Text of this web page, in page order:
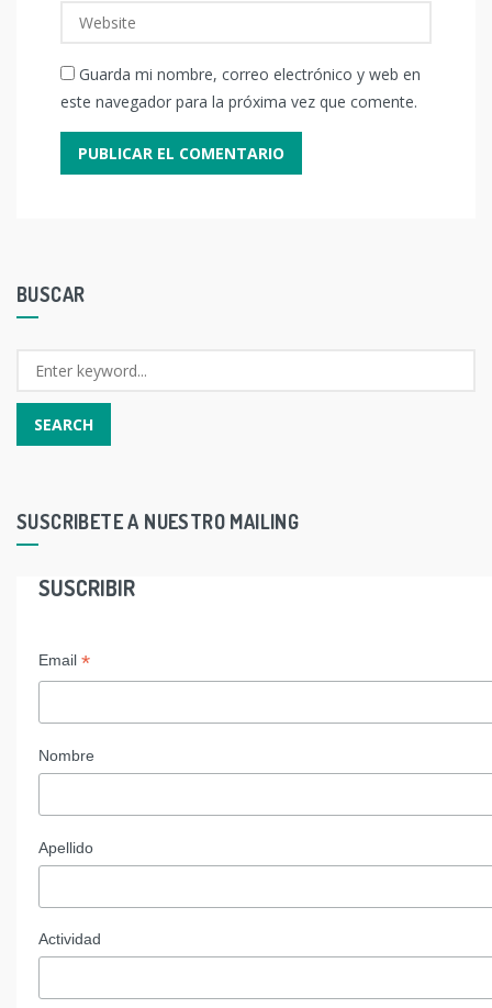
Guarda mi nombre, correo electrónico y web en
este navegador para la próxima vez que comente.
BUSCAR
SUSCRIBETE A NUESTRO MAILING
SUSCRIBIR
Email *
Nombre
Apellido
Actividad